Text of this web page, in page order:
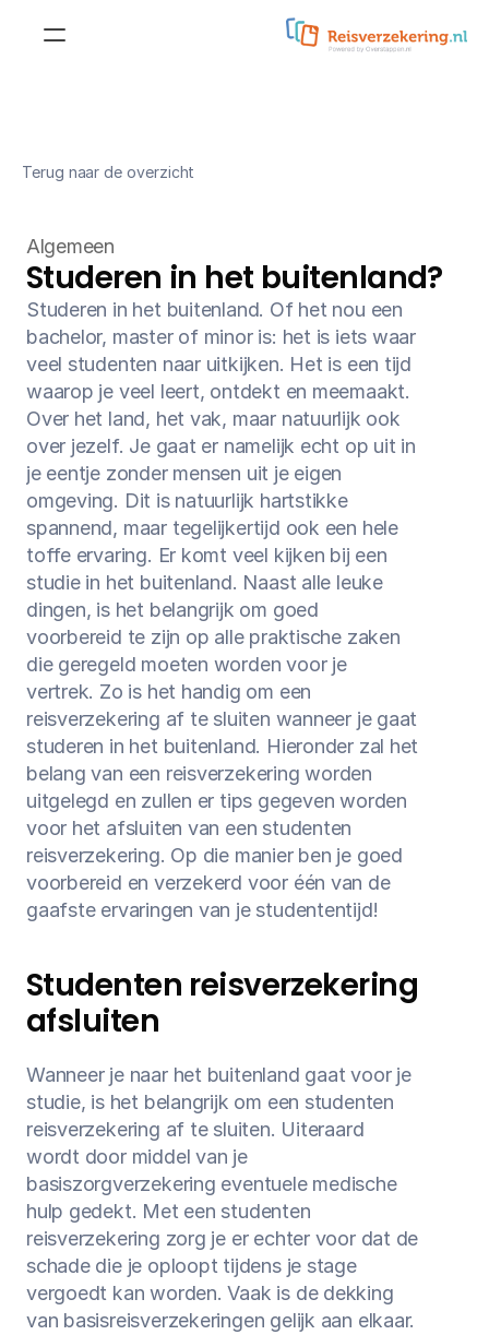
Terug naar de overzicht
Algemeen
Studeren in het buitenland?
Studeren in het buitenland. Of het nou een
bachelor, master of minor is: het is iets waar
veel studenten naar uitkijken. Het is een tijd
waarop je veel leert, ontdekt en meemaakt.
Over het land, het vak, maar natuurlijk ook
over jezelf. Je gaat er namelijk echt op uit in
je eentje zonder mensen uit je eigen
omgeving. Dit is natuurlijk hartstikke
spannend, maar tegelijkertijd ook een hele
toffe ervaring. Er komt veel kijken bij een
studie in het buitenland. Naast alle leuke
dingen, is het belangrijk om goed
voorbereid te zijn op alle praktische zaken
die geregeld moeten worden voor je
vertrek. Zo is het handig om een
reisverzekering af te sluiten wanneer je gaat
studeren in het buitenland. Hieronder zal het
belang van een reisverzekering worden
uitgelegd en zullen er tips gegeven worden
voor het afsluiten van een studenten
reisverzekering. Op die manier ben je goed
voorbereid en verzekerd voor één van de
gaafste ervaringen van je studententijd!
Studenten reisverzekering
afsluiten
Wanneer je naar het buitenland gaat voor je
studie, is het belangrijk om een studenten
reisverzekering af te sluiten. Uiteraard
wordt door middel van je
basiszorgverzekering eventuele medische
hulp gedekt. Met een studenten
reisverzekering zorg je er echter voor dat de
schade die je oploopt tijdens je stage
vergoedt kan worden. Vaak is de dekking
van basisreisverzekeringen gelijk aan elkaar.
Reisverzekering voor
jongeren
studenten
Doorlopende
annuleringsverzekering
Reisverzekering voor
ouderen
Kortlopende
annuleringsverzekering
Zakelijke reisverzekering
Annuleringsverzekering
Aanvullende dekkingen
Wintersportdekking
Medische reisverzekering
Bagage verzekering
Gevaarlijke sporten
Ongevallendekking
Veelgestelde vragen
Klantenservice
Nu open tot 17:30